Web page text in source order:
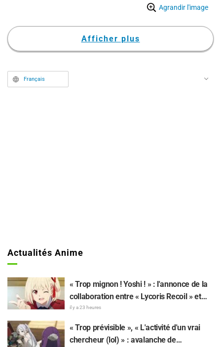
Agrandir l'image
Afficher plus
Français
Actualités Anime
« Trop mignon ! Yoshi ! » : l'annonce de la
collaboration entre « Lycoris Recoil » et
Kumamine, créateur du « Chat au travail »,
il y a 23 heures
« Trop prévisible », « L'activité d'un vrai
chercheur (lol) » : avalanche de